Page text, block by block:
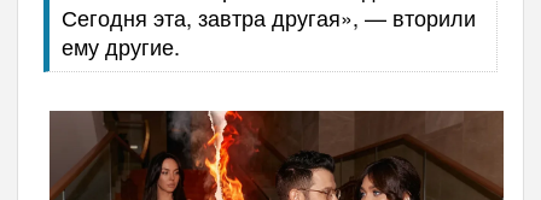
Сегодня эта, завтра другая», — вторили
ему другие.